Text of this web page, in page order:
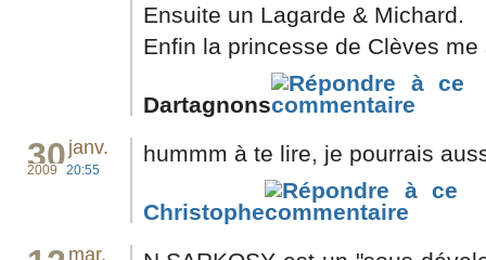
Ensuite un Lagarde & Michard.
Enfin la princesse de Clèves
Dartagnons
30 janv.
2009 20:55
hummm à te lire, je pourrais
Christophe
mar.